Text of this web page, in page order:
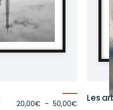
20,00€ – 50,00€ Plage
Les